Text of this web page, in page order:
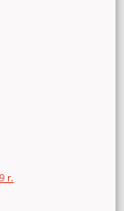
r.